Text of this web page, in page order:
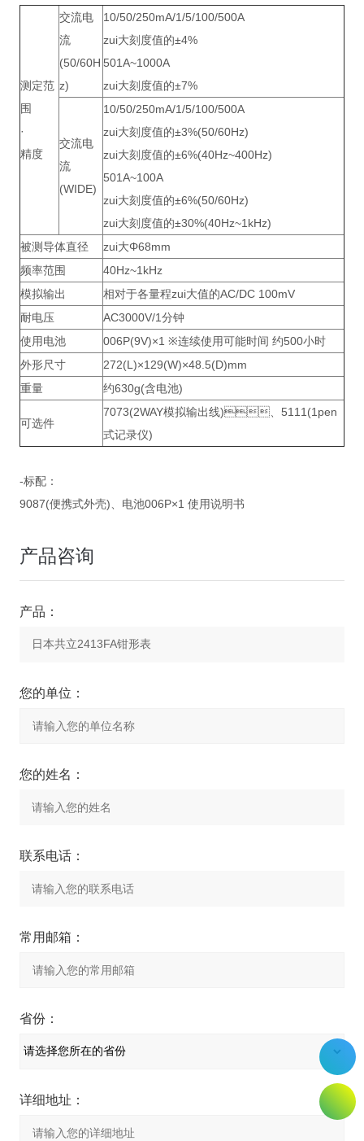
测定范
围
·
精度
交流电
流
(50/60H
z)
10/50/250mA/1/5/100/500A
zui大刻度值的±4%
501A~1000A
zui大刻度值的±7%
交流电
流
(WIDE)
10/50/250mA/1/5/100/500A
zui大刻度值的±3%(50/60Hz)
zui大刻度值的±6%(40Hz~400Hz)
501A~100A
zui大刻度值的±6%(50/60Hz)
zui大刻度值的±30%(40Hz~1kHz)
被测导体直径
zui大Φ68mm
频率范围
40Hz~1kHz
模拟输出
相对于各量程zui大值的AC/DC 100mV
耐电压
AC3000V/1分钟
使用电池
006P(9V)×1 ※连续使用可能时间 约500小时
外形尺寸
272(L)×129(W)×48.5(D)mm
重量
约630g(含电池)
可选件
7073(2WAY模拟输出线)、5111(1pen
式记录仪)
-标配：
9087(便携式外壳)、电池006P×1 使用说明书
产品咨询
产品：
您的单位：
您的姓名：
联系电话：
常用邮箱：
省份：
详细地址：